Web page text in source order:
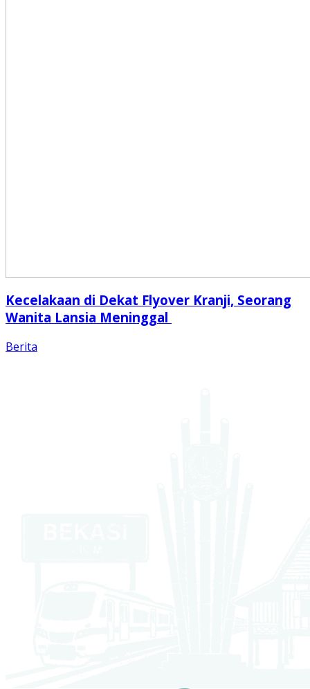
Kecelakaan di Dekat Flyover Kranji, Seorang
Wanita Lansia Meninggal
Berita